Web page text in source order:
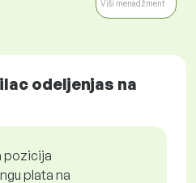
Viši menadžment
odeljenjas na
pozicija
plata na